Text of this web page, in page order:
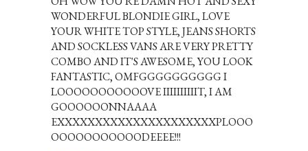
WONDERFUL BLONDIE GIRL, LOVE
YOUR WHITE TOP STYLE, JEANS SHORTS
AND SOCKLESS VANS ARE VERY PRETTY
COMBO AND IT'S AWESOME, YOU LOOK
FANTASTIC, OMFGGGGGGGGGG I
LOOOOOOOOOOOVE IIIIIIIIIIT, I AM
GOOOOOONNAAAA
EXXXXXXXXXXXXXXXXXXXXXPLOOO
OOOOOOOOOOODEEEE!!!